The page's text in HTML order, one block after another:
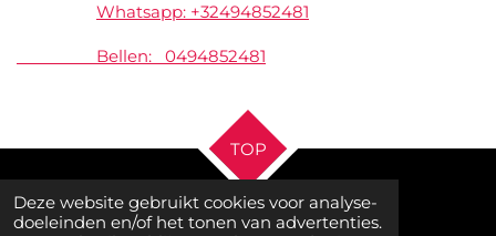
Deze website gebruikt cookies voor analyse-
doeleinden en/of het tonen van advertenties.
Whatsapp: +32494852481
Bellen: 0494852481
TOP
© 2020 -2026 Mi Lotta CommV